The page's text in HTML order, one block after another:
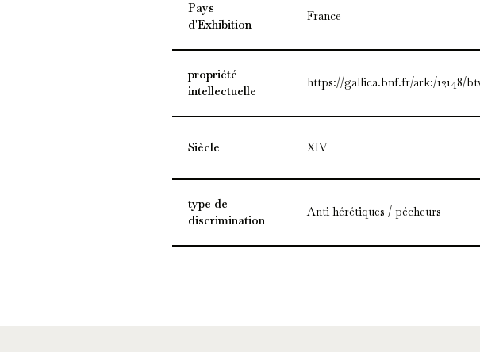
Pays
d'Exhibition
France
propriété
intellectuelle
https://gallica.bnf.fr/ark:/12148/
Siècle XIV
type de
discrimination
Anti hérétiques / pécheurs